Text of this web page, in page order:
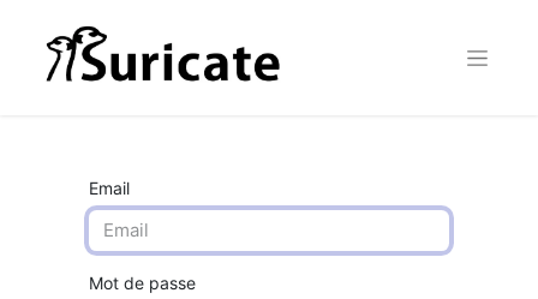
Email
Mot de passe